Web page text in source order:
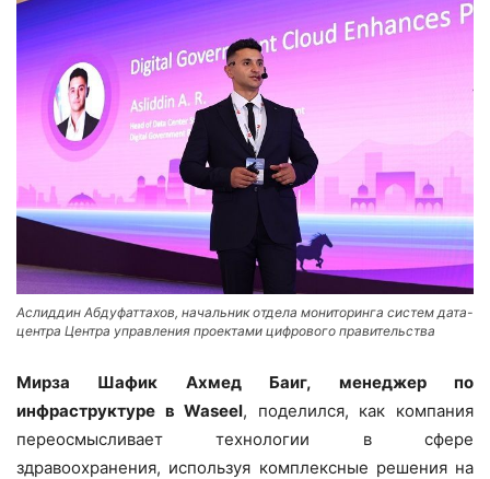
Аслиддин Абдуфаттахов, начальник отдела мониторинга систем дата-
центра Центра управления проектами цифрового правительства
Мирза Шафик Ахмед Баиг, менеджер по
инфраструктуре вWaseel, поделился, как компания
переосмысливает технологии в сфере
здравоохранения, используя комплексные решения на